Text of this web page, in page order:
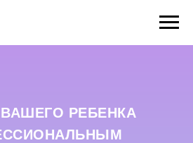
РЕБЕНКА